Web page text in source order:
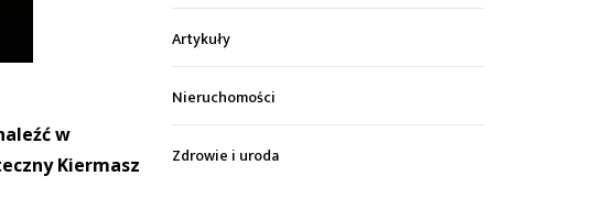
w
Kiermasz
Artykuły
Nieruchomości
Zdrowie i uroda